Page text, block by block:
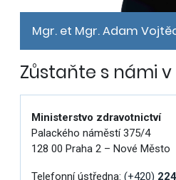
Mgr. et Mgr. Adam
Zůstaňte s námi
Ministerstvo zdravotnictví
Palackého náměstí 375/4
128 00 Praha 2 – Nové Město
Telefonní ústředna: (+420)